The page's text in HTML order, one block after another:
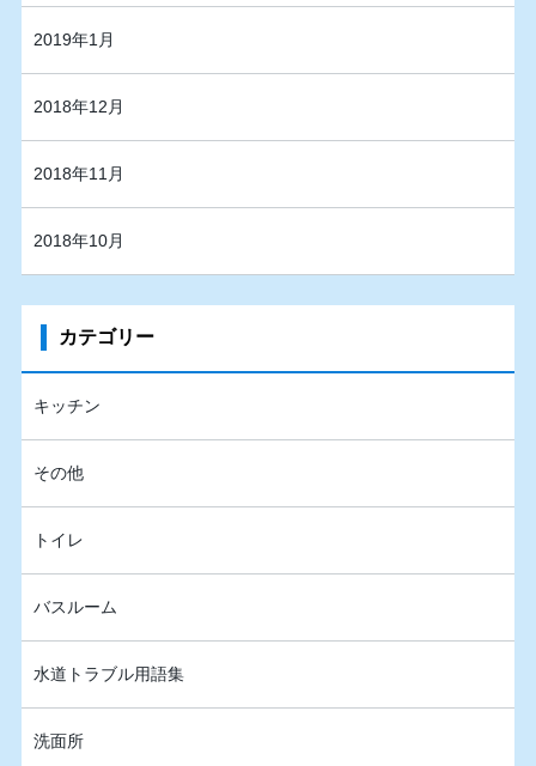
2019年1月
2018年12月
2018年11月
2018年10月
カテゴリー
キッチン
その他
トイレ
バスルーム
水道トラブル用語集
洗面所